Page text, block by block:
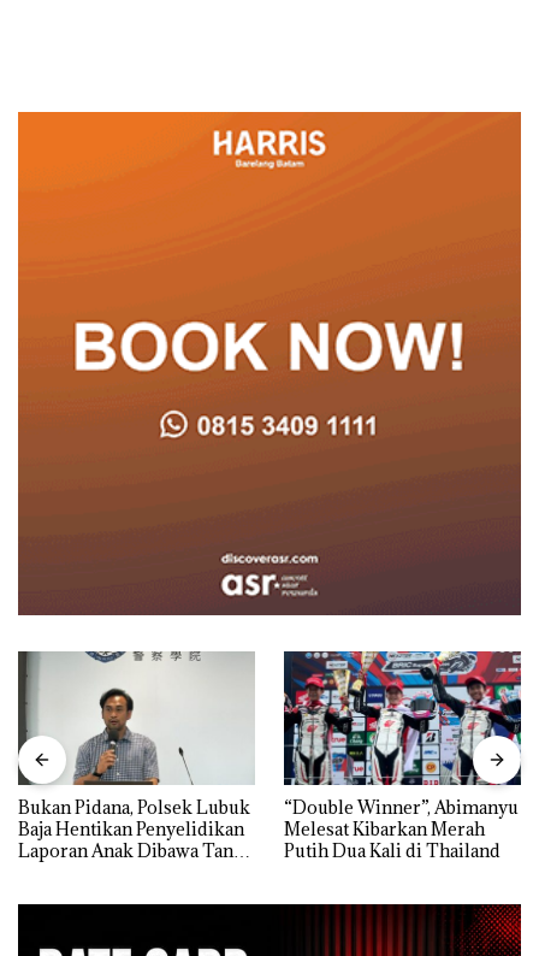
Bukan Pidana, Polsek Lubuk
Baja Hentikan Penyelidikan
Laporan Anak Dibawa Tanpa
“Double Winner”, Abimanyu
Melesat Kibarkan Merah
Putih Dua Kali di Thailand